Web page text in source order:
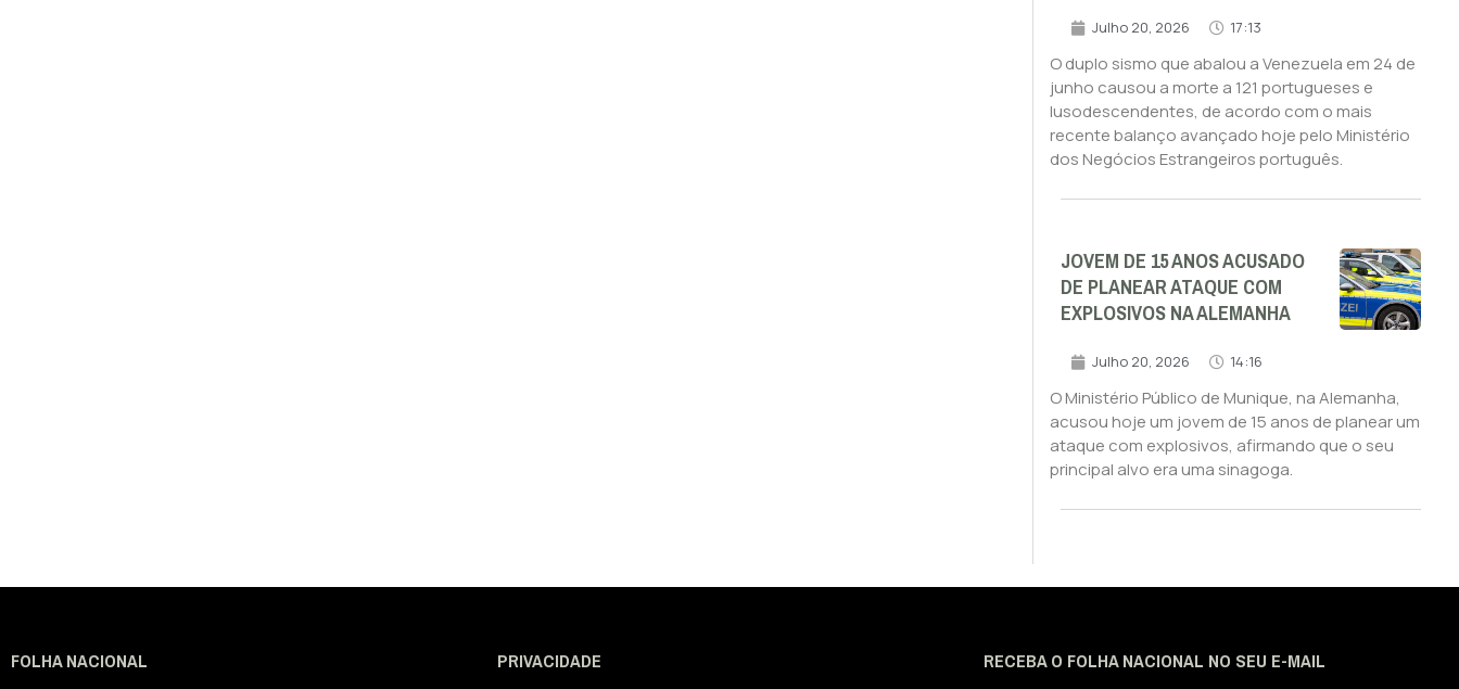
Julho 20, 2026 17:13
O duplo sismo que abalou a Venezuela em 24 de
junho causou a morte a 121 portugueses e
lusodescendentes, de acordo com o mais
recente balanço avançado hoje pelo Ministério
dos Negócios Estrangeiros português.
JOVEM DE 15 ANOS ACUSADO
DE PLANEAR ATAQUE COM
EXPLOSIVOS NA ALEMANHA
Julho 20, 2026 14:16
O Ministério Público de Munique, na Alemanha,
acusou hoje um jovem de 15 anos de planear um
ataque com explosivos, afirmando que o seu
principal alvo era uma sinagoga.
FOLHA NACIONAL PRIVACIDADE RECEBA O FOLHA NACIONAL NO SEU E-MAIL